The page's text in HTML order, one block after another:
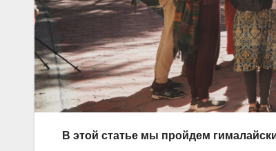
В этой статье мы пройдем